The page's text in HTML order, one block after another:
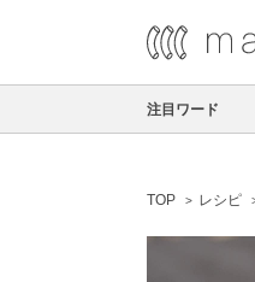
注目ワード
TOP レシピ